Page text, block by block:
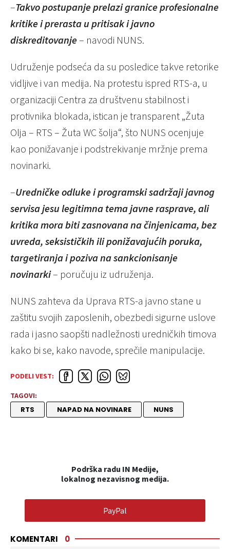
–Takvo postupanje prelazi granice profesionalne
kritike i prerasta u pritisak i javno
diskreditovanje– navodi NUNS.
Udruženje podseća da su posledice takve retorike
vidljive i van medija. Na protestu ispred RTS-a, u
organizaciji Centra za društvenu stabilnost i
protivnika blokada, istican je transparent „Žuta
Olja – RTS – Žuta WC šolja“, što NUNS ocenjuje
kao ponižavanje i podstrekivanje mržnje prema
novinarki.
–Uredničke odluke i programski sadržaji javnog
servisa jesu legitimna tema javne rasprave, ali
kritika mora biti zasnovana na činjenicama, bez
uvreda, seksističkih ili ponižavajućih poruka,
targetiranja i poziva na sankcionisanje
novinarki– poručuju iz udruženja.
NUNS zahteva da Uprava RTS-a javno stane u
zaštitu svojih zaposlenih, obezbedi sigurne uslove
rada i jasno saopšti nadležnosti uredničkih timova
kako bi se, kako navode, sprečile manipulacije.
PODELI VEST:
TAGOVI:
RTS NAPAD NA NOVINARE NUNS
Podrška radu IN Medije,
lokalnog nezavisnog medija.
PayPal
KOMENTARI 0